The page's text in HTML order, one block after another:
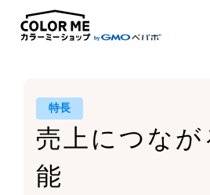
特長
売上につなが
能